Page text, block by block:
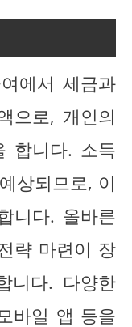
에서 세금과
으로, 개인의
합니다. 소득
상되므로, 이
니다. 올바른
략 마련이 장
니다. 다양한
바일 앱 등을